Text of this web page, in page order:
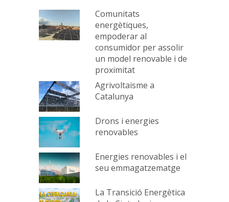
Comunitats
energètiques,
empoderar al
consumidor per assolir
un model renovable i de
proximitat
Agrivoltaisme a
Catalunya
Drons i energies
renovables
Energies renovables i el
seu emmagatzematge
La Transició Energètica